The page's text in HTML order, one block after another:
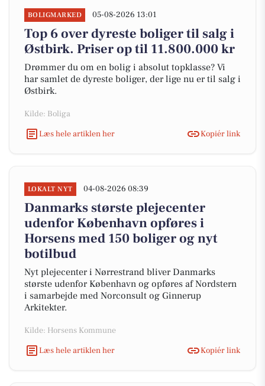
BOLIGMARKED 05-08-2026 13:01
Top 6 over dyreste boliger til salg i
Østbirk. Priser op til 11.800.000 kr
Drømmer du om en bolig i absolut topklasse? Vi
har samlet de dyreste boliger, der lige nu er til salg i
Østbirk.
Kilde: Boliga
Læs hele artiklen her
Kopiér link
LOKALT NYT 04-08-2026 08:39
Danmarks største plejecenter
udenfor København opføres i
Horsens med 150 boliger og nyt
botilbud
Nyt plejecenter i Nørrestrand bliver Danmarks
største udenfor København og opføres af Nordstern
i samarbejde med Norconsult og Ginnerup
Arkitekter.
Kilde: Horsens Kommune
Læs hele artiklen her
Kopiér link